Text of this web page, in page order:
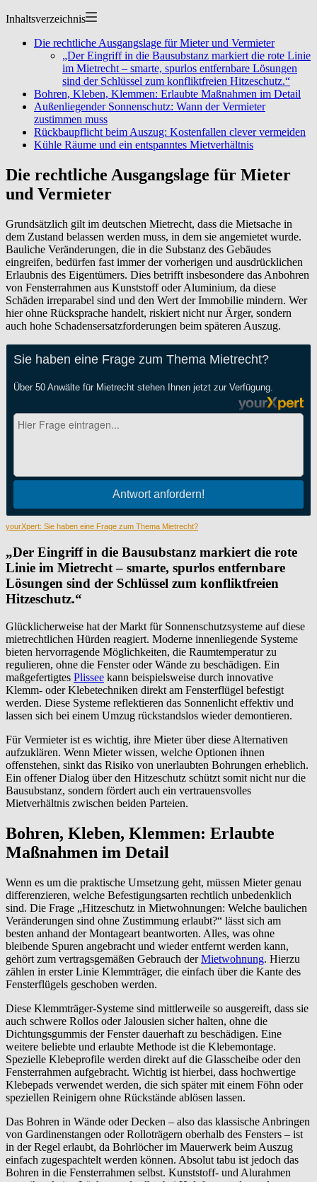
Inhaltsverzeichnis
Die rechtliche Ausgangslage für Mieter und Vermieter
„Der Eingriff in die Bausubstanz markiert die rote Linie
im Mietrecht – smarte, spurlos entfernbare Lösungen
sind der Schlüssel zum konfliktfreien Hitzeschutz.“
Bohren, Kleben, Klemmen: Erlaubte Maßnahmen im Detail
Außenliegender Sonnenschutz: Wann der Vermieter
zustimmen muss
Rückbaupflicht beim Auszug: Kostenfallen clever vermeiden
Kühle Räume und ein entspanntes Mietverhältnis
Die rechtliche Ausgangslage für Mieter
und Vermieter
Grundsätzlich gilt im deutschen Mietrecht, dass die Mietsache in
dem Zustand belassen werden muss, in dem sie angemietet wurde.
Bauliche Veränderungen, die in die Substanz des Gebäudes
eingreifen, bedürfen fast immer der vorherigen und ausdrücklichen
Erlaubnis des Eigentümers. Dies betrifft insbesondere das Anbohren
von Fensterrahmen aus Kunststoff oder Aluminium, da diese
Schäden irreparabel sind und den Wert der Immobilie mindern. Wer
hier ohne Rücksprache handelt, riskiert nicht nur Ärger, sondern
auch hohe Schadensersatzforderungen beim späteren Auszug.
yourXpert: Sie haben eine Frage zum Thema Mietrecht?
„Der Eingriff in die Bausubstanz markiert die rote
Linie im Mietrecht – smarte, spurlos entfernbare
Lösungen sind der Schlüssel zum konfliktfreien
Hitzeschutz.“
Glücklicherweise hat der Markt für Sonnenschutzsysteme auf diese
mietrechtlichen Hürden reagiert. Moderne innenliegende Systeme
bieten hervorragende Möglichkeiten, die Raumtemperatur zu
regulieren, ohne die Fenster oder Wände zu beschädigen. Ein
maßgefertigtes Plissee kann beispielsweise durch innovative
Klemm- oder Klebetechniken direkt am Fensterflügel befestigt
werden. Diese Systeme reflektieren das Sonnenlicht effektiv und
lassen sich bei einem Umzug rückstandslos wieder demontieren.
Für Vermieter ist es wichtig, ihre Mieter über diese Alternativen
aufzuklären. Wenn Mieter wissen, welche Optionen ihnen
offenstehen, sinkt das Risiko von unerlaubten Bohrungen erheblich.
Ein offener Dialog über den Hitzeschutz schützt somit nicht nur die
Bausubstanz, sondern fördert auch ein vertrauensvolles
Mietverhältnis zwischen beiden Parteien.
Bohren, Kleben, Klemmen: Erlaubte
Maßnahmen im Detail
Wenn es um die praktische Umsetzung geht, müssen Mieter genau
differenzieren, welche Befestigungsarten rechtlich unbedenklich
sind. Die Frage „Hitzeschutz in Mietwohnungen: Welche baulichen
Veränderungen sind ohne Zustimmung erlaubt?“ lässt sich am
besten anhand der Montageart beantworten. Alles, was ohne
bleibende Spuren angebracht und wieder entfernt werden kann,
gehört zum vertragsgemäßen Gebrauch derMietwohnung. Hierzu
zählen in erster Linie Klemmträger, die einfach über die Kante des
Fensterflügels geschoben werden.
Diese Klemmträger-Systeme sind mittlerweile so ausgereift, dass sie
auch schwere Rollos oder Jalousien sicher halten, ohne die
Dichtungsgummis der Fenster dauerhaft zu beschädigen. Eine
weitere beliebte und erlaubte Methode ist die Klebemontage.
Spezielle Klebeprofile werden direkt auf die Glasscheibe oder den
Fensterrahmen aufgebracht. Wichtig ist hierbei, dass hochwertige
Klebepads verwendet werden, die sich später mit einem Föhn oder
speziellen Reinigern ohne Rückstände ablösen lassen.
Das Bohren in Wände oder Decken – also das klassische Anbringen
von Gardinenstangen oder Rolloträgern oberhalb des Fensters – ist
in der Regel erlaubt, da Bohrlöcher im Mauerwerk beim Auszug
einfach zugespachtelt werden können. Absolut tabu ist jedoch das
Bohren in die Fensterrahmen selbst. Kunststoff- und Alurahmen